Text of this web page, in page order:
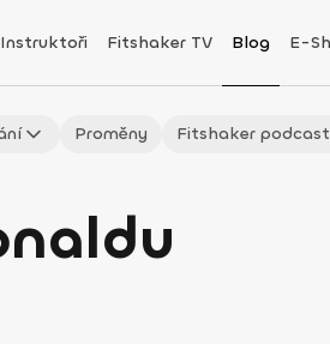
Instruktoři Fitshaker TV Blog E-
Proměny Fitshaker